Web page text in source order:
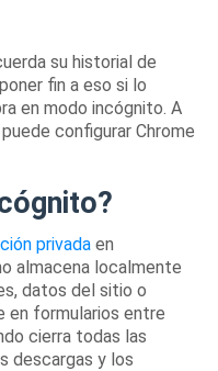
su historial de
fin a eso si lo
en modo incógnito. A
configurar Chrome
privada en
almacena localmente
datos del sitio o
en formularios entre
cierra todas las
descargas y los